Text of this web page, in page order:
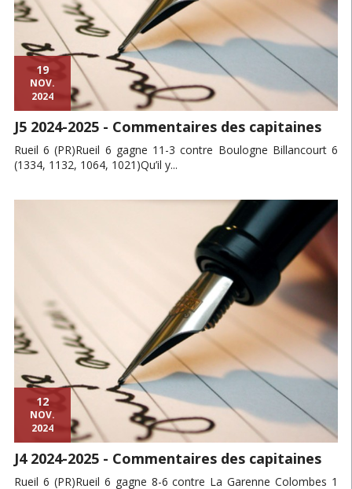
19
NOV.
2024
J5 2024-2025 - Commentaires des capitaines
Rueil 6 (PR)Rueil 6 gagne 11-3 contre Boulogne Billancourt 6
(1334, 1132, 1064, 1021)Qu’il y...
12
NOV.
2024
J4 2024-2025 - Commentaires des capitaines
Rueil 6 (PR)Rueil 6 gagne 8-6 contre La Garenne Colombes 1